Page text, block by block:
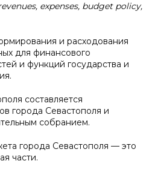
expenses, budget policy,
и расходования
для финансового
и функций государства и
составляется
города Севастополя и
собранием.
города Севастополя — это
части.